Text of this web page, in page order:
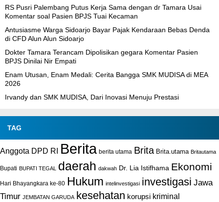
RS Pusri Palembang Putus Kerja Sama dengan dr Tamara Usai
Komentar soal Pasien BPJS Tuai Kecaman
Antusiasme Warga Sidoarjo Bayar Pajak Kendaraan Bebas Denda
di CFD Alun Alun Sidoarjo
Dokter Tamara Terancam Dipolisikan gegara Komentar Pasien
BPJS Dinilai Nir Empati
Enam Utusan, Enam Medali: Cerita Bangga SMK MUDISA di MEA
2026
Irvandy dan SMK MUDISA, Dari Inovasi Menuju Prestasi
TAG
Anggota DPD RI Berita berita utama Brita Brita.utama Britautama
Bupati BUPATI TEGAL daerah dakwah Dr. Lia Istifhama Ekonomi
Hari Bhayangkara ke-80 Hukum intelinvestigasi investigasi Jawa
Timur JEMBATAN GARUDA kesehatan korupsi kriminal